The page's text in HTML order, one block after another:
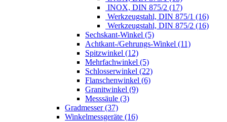
INOX, DIN 875/2 (17)
Werkzeugstahl, DIN 875/1 (16)
Werkzeugstahl, DIN 875/2 (16)
Sechskant-Winkel (5)
Achtkant-/Gehrungs-Winkel (11)
Spitzwinkel (12)
Mehrfachwinkel (5)
Schlosserwinkel (22)
Flanschenwinkel (6)
Granitwinkel (9)
Messsäule (3)
Gradmesser (37)
Winkelmessgeräte (16)